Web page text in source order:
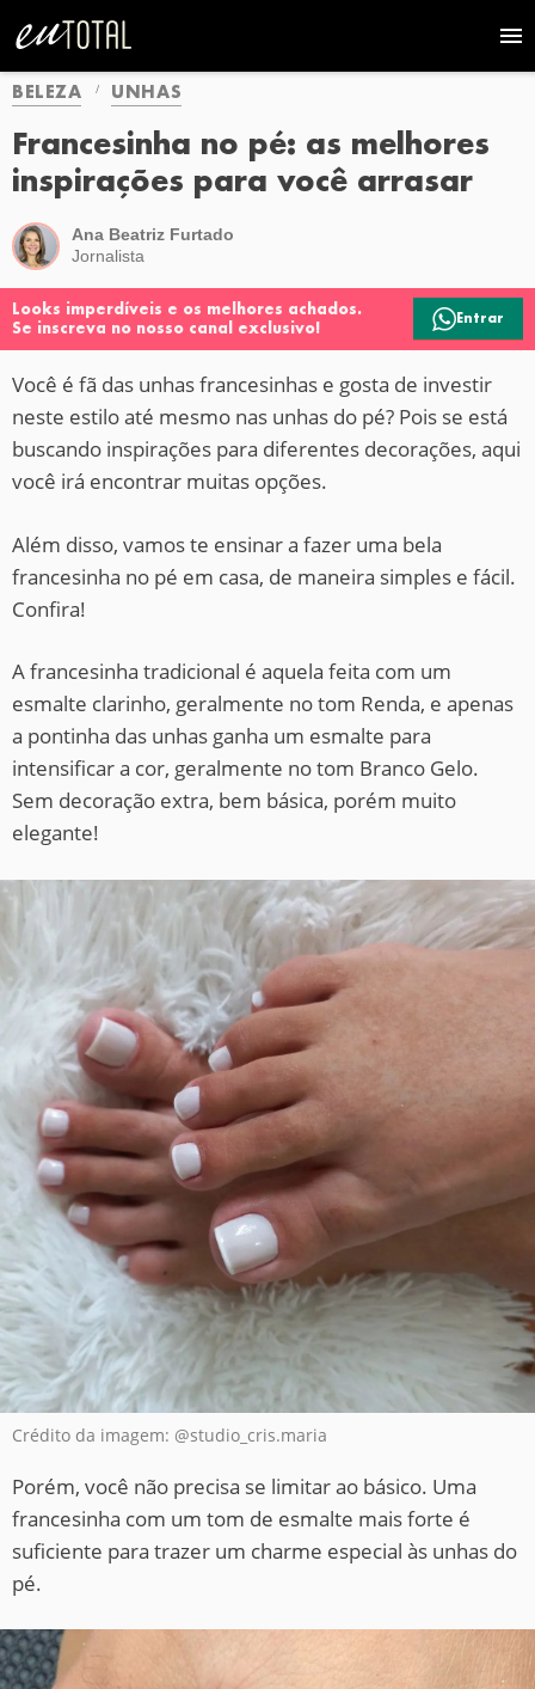
BELEZA UNHAS
Francesinha no pé: as melhores
inspirações para você arrasar
Ana Beatriz Furtado
Jornalista
Looks imperdíveis e os melhores achados.
Se inscreva no nosso canal exclusivo!
Entrar
Você é fã das unhas francesinhas e gosta de investir
neste estilo até mesmo nas unhas do pé? Pois se está
buscando inspirações para diferentes decorações, aqui
você irá encontrar muitas opções.
Além disso, vamos te ensinar a fazer uma bela
francesinha no pé em casa, de maneira simples e fácil.
Confira!
A francesinha tradicional é aquela feita com um
esmalte clarinho, geralmente no tom Renda, e apenas
a pontinha das unhas ganha um esmalte para
intensificar a cor, geralmente no tom Branco Gelo.
Sem decoração extra, bem básica, porém muito
elegante!
Crédito da imagem: @studio_cris.maria
Porém, você não precisa se limitar ao básico. Uma
francesinha com um tom de esmalte mais forte é
suficiente para trazer um charme especial às unhas do
pé.